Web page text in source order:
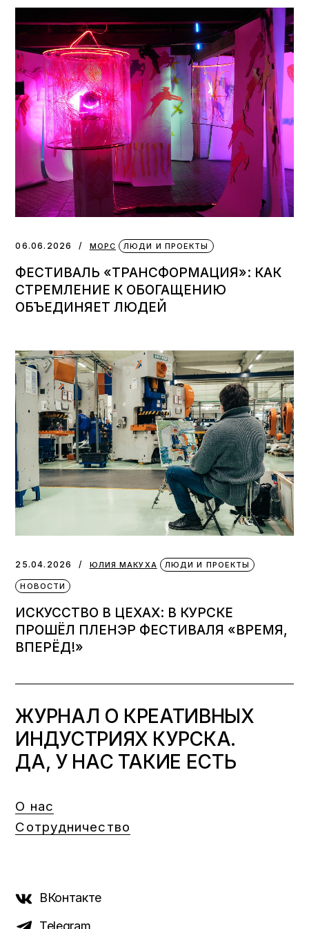
06.06.2026 МОРС ЛЮДИ И ПРОЕКТЫ
ФЕСТИВАЛЬ «ТРАНСФОРМАЦИЯ»: КАК
СТРЕМЛЕНИЕ К ОБОГАЩЕНИЮ
ОБЪЕДИНЯЕТ ЛЮДЕЙ
25.04.2026 ЮЛИЯ МАКУХА ЛЮДИ И ПРОЕКТЫ
НОВОСТИ
ИСКУССТВО В ЦЕХАХ: В КУРСКЕ
ПРОШЁЛ ПЛЕНЭР ФЕСТИВАЛЯ «ВРЕМЯ,
ВПЕРЁД!»
ЖУРНАЛ О КРЕАТИВНЫХ
ИНДУСТРИЯХ КУРСКА.
ДА, У НАС ТАКИЕ ЕСТЬ
О нас
Сотрудничество
ВКонтакте
Telegram